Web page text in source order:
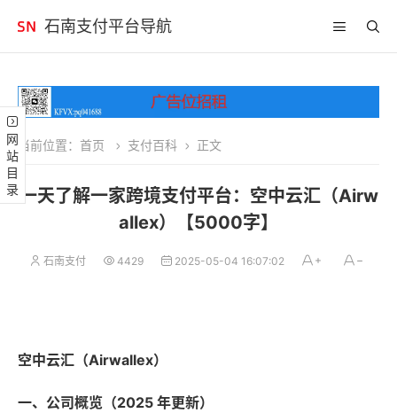
石南支付平台导航
网站目录 当前位置： 首页 支付百科 正文
一天了解一家跨境支付平台：空中云汇（Airw
allex）【5000字】
石南支付 4429 2025-05-04 16:07:02
空中云汇（Airwallex）
一、公司概览（2025 年更新）